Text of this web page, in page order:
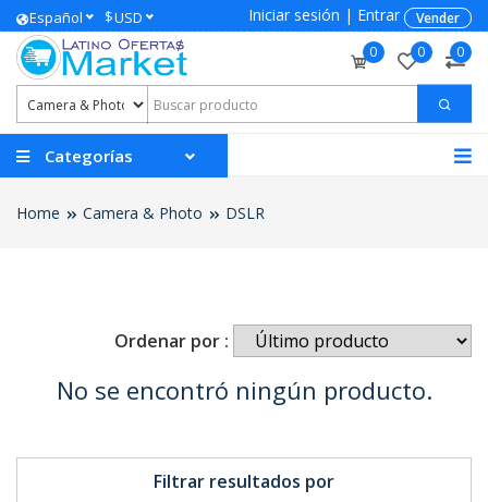
Español $USD Iniciar sesión | Entrar
Vender
0
0 0
Categorías
Home Camera & Photo DSLR
Filtrar resultados por
Ordenar por :
No se encontró ningún producto.